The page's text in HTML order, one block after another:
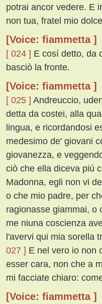
potrai ancor vedere. E
non tua, fratel mio
[Voice: fiammetta ]
[ 024 ] E cosí detto, da
basciò la fronte.
[Voice: fiammetta ]
[ 025 ] Andreuccio,
detta da costei, alla
lingua, e ricordandosi
medesimo de' giovani
giovanezza, e
ciò che ella diceva piú
Madonna, egli non vi
o che mio padre, per
ragionasse giammai, o
me niuna coscienza
l'avervi qui mia sorella
027 ] E nel vero io non
esser cara, non che a
mi facciate chiaro:
[Voice: fiammetta ]